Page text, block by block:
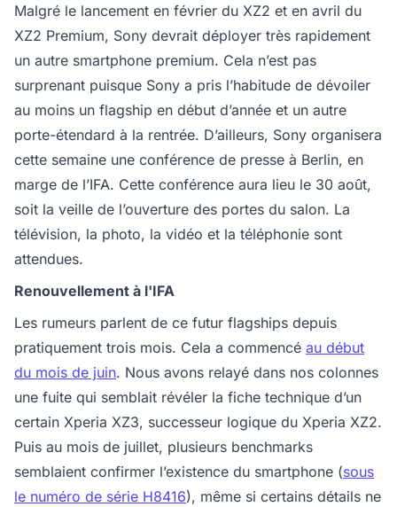
Malgré le lancement en février du XZ2 et en avril du
XZ2 Premium, Sony devrait déployer très rapidement
un autre smartphone premium. Cela n’est pas
surprenant puisque Sony a pris l’habitude de dévoiler
au moins un flagship en début d’année et un autre
porte-étendard à la rentrée. D’ailleurs, Sony organisera
cette semaine une conférence de presse à Berlin, en
marge de l’IFA. Cette conférence aura lieu le 30 août,
soit la veille de l’ouverture des portes du salon. La
télévision, la photo, la vidéo et la téléphonie sont
attendues.
Renouvellement à l'IFA
Les rumeurs parlent de ce futur flagships depuis
pratiquement trois mois. Cela a commencé au début
du mois de juin. Nous avons relayé dans nos colonnes
une fuite qui semblait révéler la fiche technique d’un
certain Xperia XZ3, successeur logique du Xperia XZ2.
Puis au mois de juillet, plusieurs benchmarks
semblaient confirmer l’existence du smartphone (sous
le numéro de série H8416), même si certains détails ne